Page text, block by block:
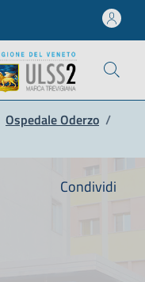
Ospedale Oderzo /
Condividi